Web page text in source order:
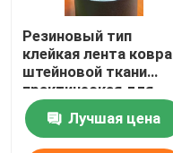
Резиновый тип
клейкая лента ковра
штейновой ткани
практическая для
студии съемок
Лучшая цена